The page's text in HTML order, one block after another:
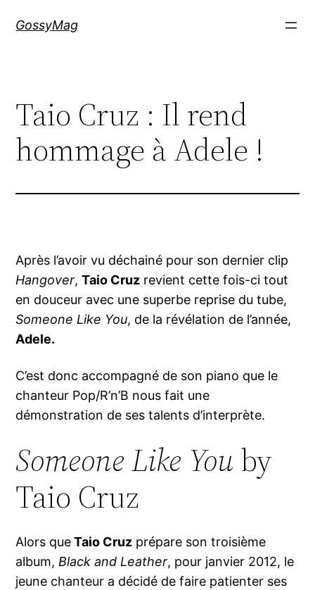
GossyMag
Taio Cruz : Il rend
hommage à Adele !
Après l’avoir vu déchainé pour son dernier clip
Hangover,Taio Cruz revient cette fois-ci tout
en douceur avec une superbe reprise du tube,
Someone Like You, de la révélation de l’année,
Adele.
C’est donc accompagné de son piano que le
chanteur Pop/R’n’B nous fait une
démonstration de ses talents d’interprète.
Someone Like Youby
Taio Cruz
Alors queTaio Cruz prépare son troisième
album,Black and Leather, pour janvier 2012, le
jeune chanteur a décidé de faire patienter ses